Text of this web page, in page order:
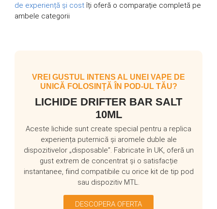
de experiență și costîți oferă o comparație completă pe
ambele categorii
VREI GUSTUL INTENS AL UNEI VAPE DE
UNICĂ FOLOSINȚĂ ÎN POD-UL TĂU?
LICHIDE DRIFTER BAR SALT
10ML
Aceste lichide sunt create special pentru a replica
experiența puternică și aromele duble ale
dispozitivelor „disposable”. Fabricate în UK, oferă un
gust extrem de concentrat și o satisfacție
instantanee, fiind compatibile cu orice kit de tip pod
sau dispozitiv MTL.
DESCOPERA OFERTA